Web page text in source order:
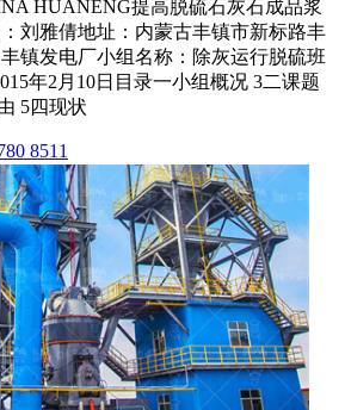
HUANENG提高脱硫石灰石成品浆
刘雅倩地址：内蒙古丰镇市新标路丰
镇发电厂小组名称：除灰运行脱硫班
年2月10日目录一小组概况 3二课题
5四现状
8511